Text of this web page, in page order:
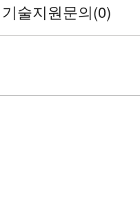
기술지원문의(0)